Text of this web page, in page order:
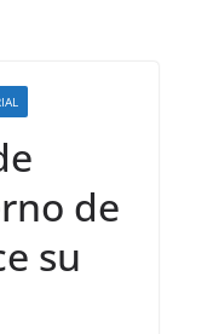
de
su